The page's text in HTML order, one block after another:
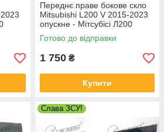
Переднє праве бокове скло
Mitsubishi L200 V 2015-2023
опускне - Мітсубісі Л200
Готово до відправки
1 750 ₴
Купити
Слава ЗСУ!